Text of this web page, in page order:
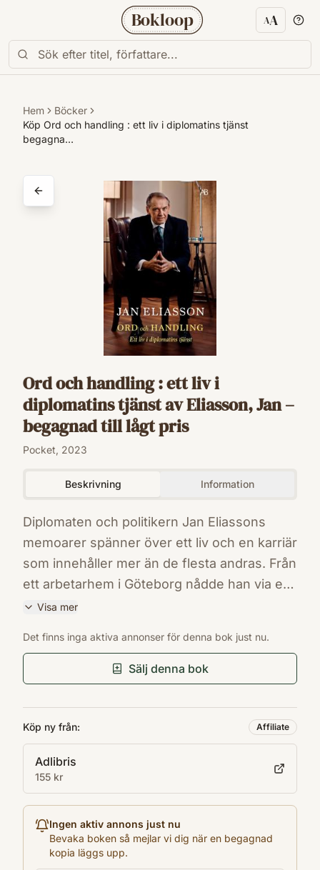
Bokloop AA
Hem
Böcker
Köp Ord och handling : ett liv i diplomatins tjänst
begagna…
Ord och handling : ett liv i
diplomatins tjänst av Eliasson, Jan –
begagnad till lågt pris
Pocket, 2023
Beskrivning Information
Diplomaten och politikern Jan Eliassons
memoarer spänner över ett liv och en karriär
som innehåller mer än de flesta andras. Från
ett arbetarhem i Göteborg nådde han via en
diplomatisk karriär i flera olika länder, som
posten som vice generalsekreterare i FN.
Han har även hunnit med att vara Sveriges
utrikes­minister. I sin bok berättar han om sitt
liv och sin imponerande yrkesbana.
Visa mer
9789100801588
Albert Bonniers Förlag
Utgivningsår
2023
Antal sidor
300
Språk
Svenska
Kategori
DNBH
Format
Det finns inga aktiva annonser för denna bok just nu.
Sälj denna bok
Köp ny från: Affiliate
Adlibris
155 kr
Ingen aktiv annons just nu
Bevaka boken så mejlar vi dig när en begagnad
kopia läggs upp.